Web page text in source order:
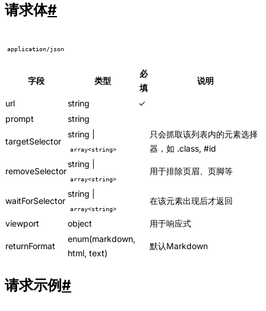
请求体#
application/json
字段 类型
必
填
说明
url string
✓
prompt
string
targetSelector
string |
array<string>
只会抓取该列表内的元素选择
器，如 .class, #id
removeSelector
string |
array<string>
用于排除页眉、页脚等
waitForSelector
string |
array<string>
在该元素出现后才返回
viewport object 用于响应式
returnFormat
enum(markdown,
html, text)
默认Markdown
请求示例#